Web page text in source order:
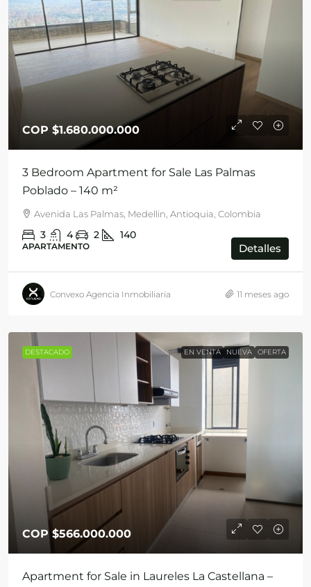
COP $1.680.000.000
3 Bedroom Apartment for Sale Las Palmas
Poblado – 140 m²
Avenida Las Palmas, Medellin, Antioquia, Colombia
3 4 2 140
APARTAMENTO Detalles
Convexo Agencia Inmobiliaria 11 meses ago
DESTACADO EN VENTA NUEVA OFERTA
COP $566.000.000
Apartment for Sale in Laureles La Castellana –